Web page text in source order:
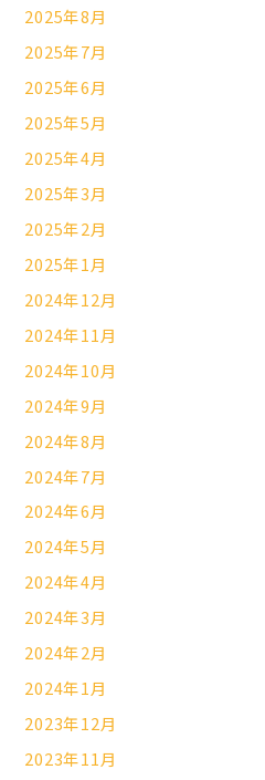
2025年8月
2025年7月
2025年6月
2025年5月
2025年4月
2025年3月
2025年2月
2025年1月
2024年12月
2024年11月
2024年10月
2024年9月
2024年8月
2024年7月
2024年6月
2024年5月
2024年4月
2024年3月
2024年2月
2024年1月
2023年12月
2023年11月